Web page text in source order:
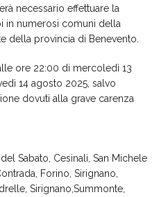
necessario effettuare la
in numerosi comuni della
della provincia di Benevento.
ore 22:00 di mercoledì 13
14 agosto 2025, salvo
dovuti alla grave carenza
Sabato, Cesinali, San Michele
Forino, Sirignano,
Sirignano,Summonte,